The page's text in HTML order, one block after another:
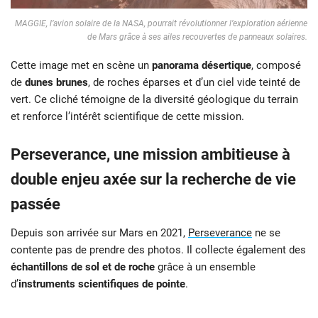
MAGGIE, l’avion solaire de la NASA, pourrait révolutionner l’exploration aérienne
de Mars grâce à ses ailes recouvertes de panneaux solaires.
Cette image met en scène un panorama désertique, composé
de dunes brunes, de roches éparses et d’un ciel vide teinté de
vert. Ce cliché témoigne de la diversité géologique du terrain
et renforce l’intérêt scientifique de cette mission.
Perseverance, une mission ambitieuse à
double enjeu axée sur la recherche de vie
passée
Depuis son arrivée sur Mars en 2021, Perseverance ne se
contente pas de prendre des photos. Il collecte également des
échantillons de sol et de roche grâce à un ensemble
d’instruments scientifiques de pointe.